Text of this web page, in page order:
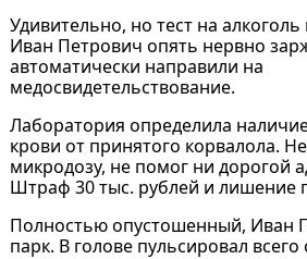
Удивительно, но тест на
Иван Петрович опять нервно
автоматически направили на
медосвидетельствование.
Лаборатория определила
крови от принятого корвалола.
микродозу, не помог ни дорогой
Штраф 30 тыс. рублей и лишение
Полностью опустошенный, Иван
парк. В голове пульсировал